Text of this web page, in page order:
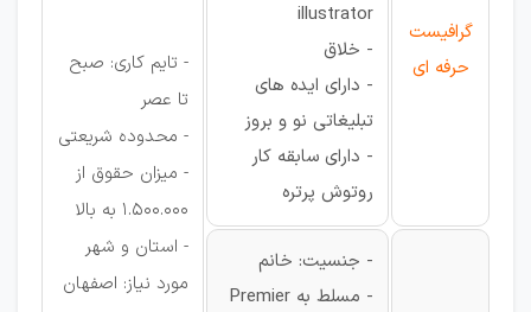
گرافیست
حرفه ای
illustrator
- خلاق
- دارای ایده های
تبلیغاتی نو و بروز
- دارای سابقه کار
روتوش پرتره
- تایم کاری: صبح
تا عصر
- محدوده شریعتی
- میزان حقوق از
1.500.000 به بالا
- استان و شهر
مورد نیاز: اصفهان
- جنسیت: خانم
- مسلط به Premier